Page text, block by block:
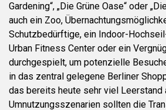
Gardening“, „Die Grüne Oase“ oder
auch ein Zoo,
Schutzbedürftige, ein Indoor-
Urban Fitness Center oder ein
durchgespielt, um potenzielle
in das zentral gelegene Berliner
das bereits heute sehr viel Leerstand
Umnutzungsszenarien sollten die